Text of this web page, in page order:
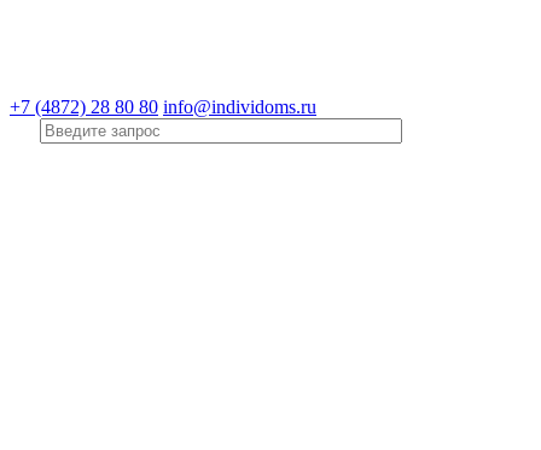
+7 (4872) 28 80 80 info@individoms.ru